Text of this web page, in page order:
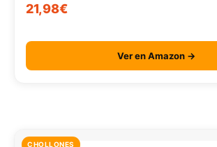
21,98€
Ver en Amazon →
CHOLLONES